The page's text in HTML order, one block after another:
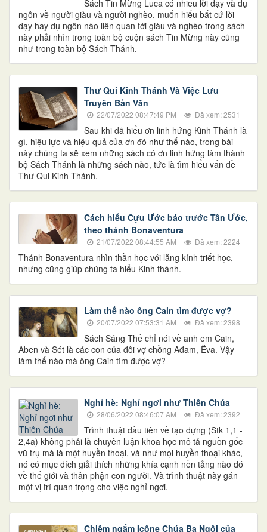
Sách Tin Mừng Luca có nhiều lời dạy và dụ
ngôn về người giàu và người nghèo, muốn hiểu bất cứ lời
dạy hay dụ ngôn nào liên quan tới giàu và nghèo trong sách
này phải nhìn trong toàn bộ cuộn sách Tin Mừng này cũng
như trong toàn bộ Sách Thánh.
Thư Qui Kinh Thánh Và Việc Lưu
Truyền Bản Văn
22/07/2022 08:47:49 PM Đã xem: 2531
Sau khi đã hiểu ơn linh hứng Kinh Thánh là
gì, hiệu lực và hiệu quả của ơn đó như thế nào, trong bài
này chúng ta sẽ xem những sách có ơn linh hứng làm thành
bộ Sách Thánh là những sách nào, tức là tìm hiểu vấn đề
Thư Qui Kinh Thánh.
Cách hiểu Cựu Ước báo trước Tân Ước,
theo thánh Bonaventura
21/07/2022 08:44:55 AM Đã xem: 2224
Thánh Bonaventura nhìn thần học với lăng kính triết học,
nhưng cũng giúp chúng ta hiểu Kinh thánh.
Làm thế nào ông Cain tìm được vợ?
20/07/2022 07:53:31 AM Đã xem: 2398
Sách Sáng Thế chỉ nói về anh em Cain,
Aben và Sét là các con của đôi vợ chồng Ađam, Êva. Vậy
làm thế nào mà ông Cain tìm được vợ?
Nghỉ hè: Nghỉ ngơi như Thiên Chúa
28/06/2022 08:46:07 AM Đã xem: 2392
Trình thuật đầu tiên về tạo dựng (Stk 1,1 -
2,4a) không phải là chuyên luận khoa học mô tả nguồn gốc
vũ trụ mà là một huyền thoại, và như mọi huyền thoại khác,
nó có mục đích giải thích những khía cạnh nền tảng nào đó
về thế giới và thân phận con người. Và trình thuật này gán
một vị trí quan trọng cho việc nghỉ ngơi.
Chiêm ngắm Icône Chúa Ba Ngôi của